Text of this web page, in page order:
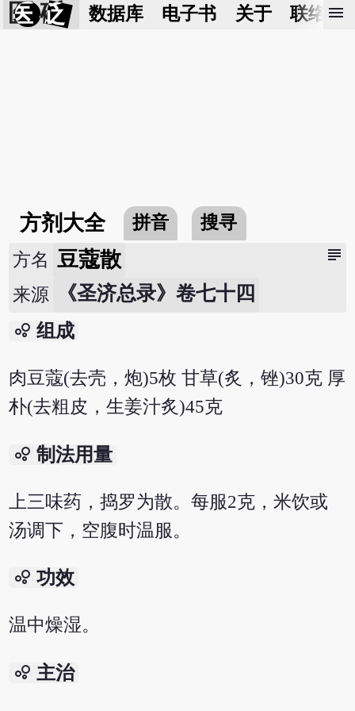
医 砭 数据库 电子书 关于 联络我
menu
方剂大全 拼音 搜寻
subject
方名 豆蔻散
来源 《圣济总录》卷七十四
bubble_chart 组成
肉豆蔻(去壳，炮)5枚 甘草(炙，锉)30克 厚
朴(去粗皮，生姜汁炙)45克
bubble_chart 制法用量
上三味药，捣罗为散。每服2克，米饮或
汤调下，空腹时温服。
bubble_chart 功效
温中燥湿。
bubble_chart 主治